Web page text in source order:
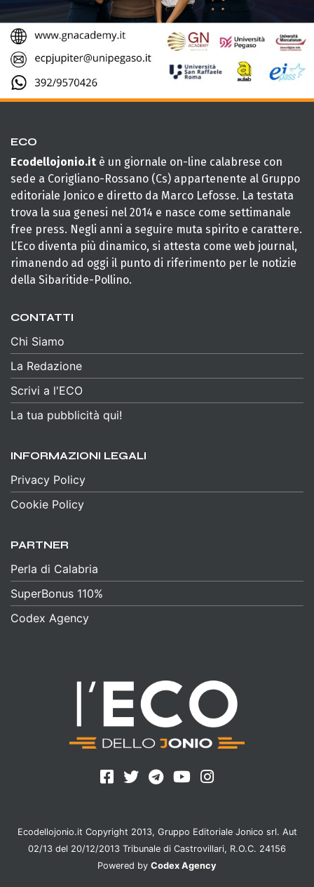
ECO
Ecodellojonio.it è un giornale on-line calabrese con
sede a Corigliano-Rossano (Cs) appartenente al Gruppo
editoriale Jonico e diretto da Marco Lefosse. La testata
trova la sua genesi nel 2014 e nasce come settimanale
free press. Negli anni a seguire muta spirito e carattere.
L’Eco diventa più dinamico, si attesta come web journal,
rimanendo ad oggi il punto di riferimento per le notizie
della Sibaritide-Pollino.
CONTATTI
Chi Siamo
La Redazione
Scrivi a l'ECO
La tua pubblicità qui!
INFORMAZIONI LEGALI
Privacy Policy
Cookie Policy
PARTNER
Perla di Calabria
SuperBonus 110%
Codex Agency
Ecodellojonio.it Copyright 2013, Gruppo Editoriale Jonico srl. Aut
02/13 del 20/12/2013 Tribunale di Castrovillari, R.O.C. 24156
Powered by Codex Agency